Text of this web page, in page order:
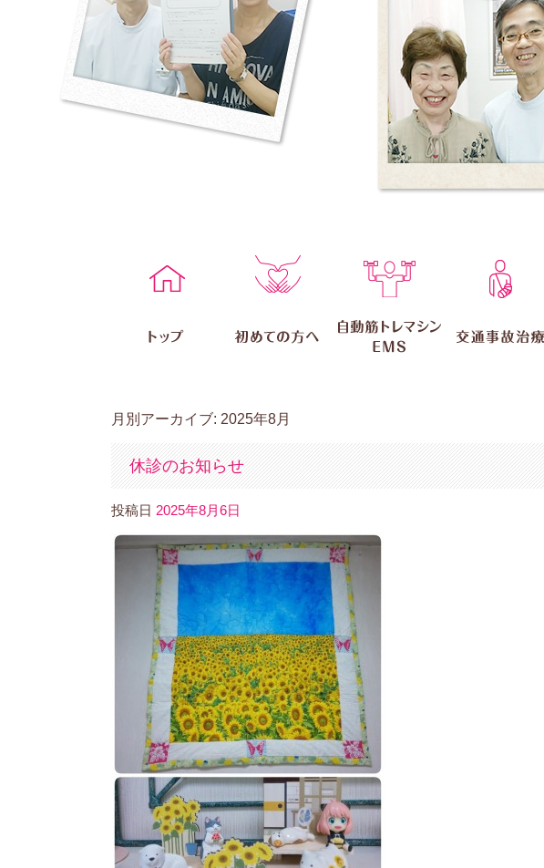
月別アーカイブ: 2025年8月
休診のお知らせ
投稿日 2025年8月6日